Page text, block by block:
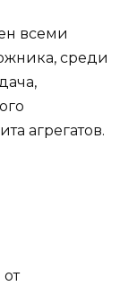
всеми
среди
агрегатов.